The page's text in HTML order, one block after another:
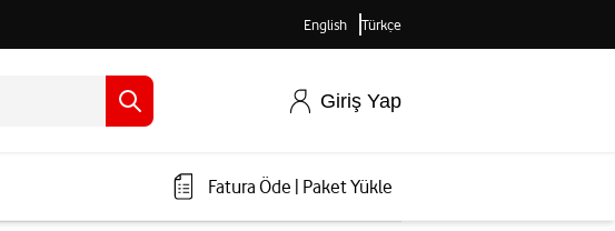
English Türkçe
Giriş Yap
Fatura Öde Paket Yükle